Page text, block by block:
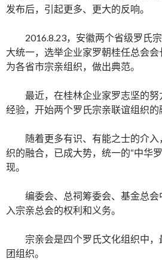
发布后，引起更多、更大的反响。
2016.8.23，安徽两个省级罗氏
大统一，选举企业家罗朝桂任总会会
为各省市宗亲组织，做出典范。
最近，在桂林企业家罗志坚的
经验，开始两个罗氏宗亲联谊组织的
随着更多有识、有能之士的介
织的融合，已成大势，统一的“中华
现。
编委会、总祠筹委会、基金总
入宗亲总会的权利和义务。
宗亲会是四个罗氏文化组织中
团组织。